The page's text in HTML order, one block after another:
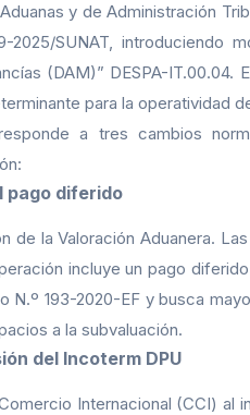
y de Administración
2025/SUNAT, introduciendo
(DAM)” DESPA-IT.00.04.
para la operatividad
a tres cambios
pago diferido
de la Valoración Aduanera.
incluye un pago
N.º 193-2020-EF y busca
a la subvaluación.
del Incoterm DPU
Internacional (CCI) al